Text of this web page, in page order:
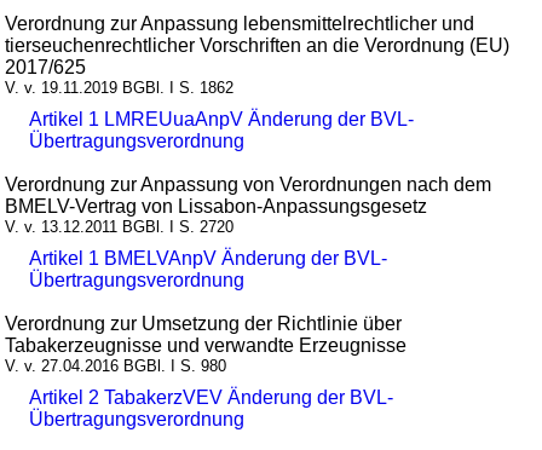
Verordnung zur Anpassung lebensmittelrechtlicher und
tierseuchenrechtlicher Vorschriften an die Verordnung (EU)
2017/625
V. v. 19.11.2019 BGBl. I S. 1862
Artikel 1 LMREUuaAnpV Änderung der BVL-
Übertragungsverordnung
Verordnung zur Anpassung von Verordnungen nach dem
BMELV-Vertrag von Lissabon-Anpassungsgesetz
V. v. 13.12.2011 BGBl. I S. 2720
Artikel 1 BMELVAnpV Änderung der BVL-
Übertragungsverordnung
Verordnung zur Umsetzung der Richtlinie über
Tabakerzeugnisse und verwandte Erzeugnisse
V. v. 27.04.2016 BGBl. I S. 980
Artikel 2 TabakerzVEV Änderung der BVL-
Übertragungsverordnung